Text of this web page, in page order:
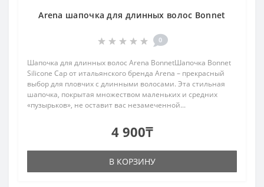
Arena шапочка для длинных волос Bonnet
0
Шапочка для длинных волос Arena BonnetШапочка Bonnet
Silicone Cap от итальянского бренда Arena – прекрасный
выбор для пловчих с длинными волосами. Эта стильная
шапочка, покрытая множеством маленьких и средних
«пузырьков», не оставит вас незамеченной...
4 900₸
В КОРЗИНУ